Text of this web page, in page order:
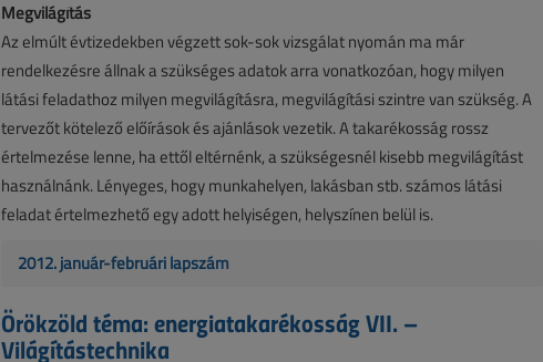
Megvilágítás
Az elmúlt évtizedekben végzett sok-sok vizsgálat nyomán ma már
rendelkezésre állnak a szükséges adatok arra vonatkozóan, hogy milyen
látási feladathoz milyen megvilágításra, megvilágítási szintre van szükség. A
tervezőt kötelező előírások és ajánlások vezetik. A takarékosság rossz
értelmezése lenne, ha ettől eltérnénk, a szükségesnél kisebb megvilágítást
használnánk. Lényeges, hogy munkahelyen, lakásban stb. számos látási
feladat értelmezhető egy adott helyiségen, helyszínen belül is.
2012. január-februári lapszám
Örökzöld téma: energiatakarékosság VII. –
Világítástechnika